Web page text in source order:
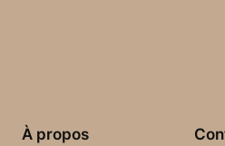
À propos